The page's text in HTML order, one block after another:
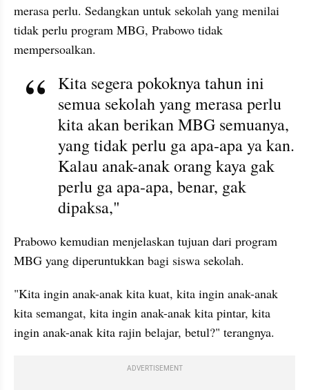
merasa perlu. Sedangkan untuk sekolah yang menilai
tidak perlu program MBG, Prabowo tidak
mempersoalkan.
Kita segera pokoknya tahun ini
semua sekolah yang merasa perlu
kita akan berikan MBG semuanya,
yang tidak perlu ga apa-apa ya kan.
Kalau anak-anak orang kaya gak
perlu ga apa-apa, benar, gak
dipaksa,"
Prabowo kemudian menjelaskan tujuan dari program
MBG yang diperuntukkan bagi siswa sekolah.
"Kita ingin anak-anak kita kuat, kita ingin anak-anak
kita semangat, kita ingin anak-anak kita pintar, kita
ingin anak-anak kita rajin belajar, betul?" terangnya.
ADVERTISEMENT